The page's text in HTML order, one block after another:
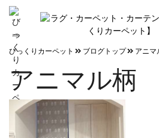
info
びっくりカーペット ブログトップ アニマ
アニマル柄